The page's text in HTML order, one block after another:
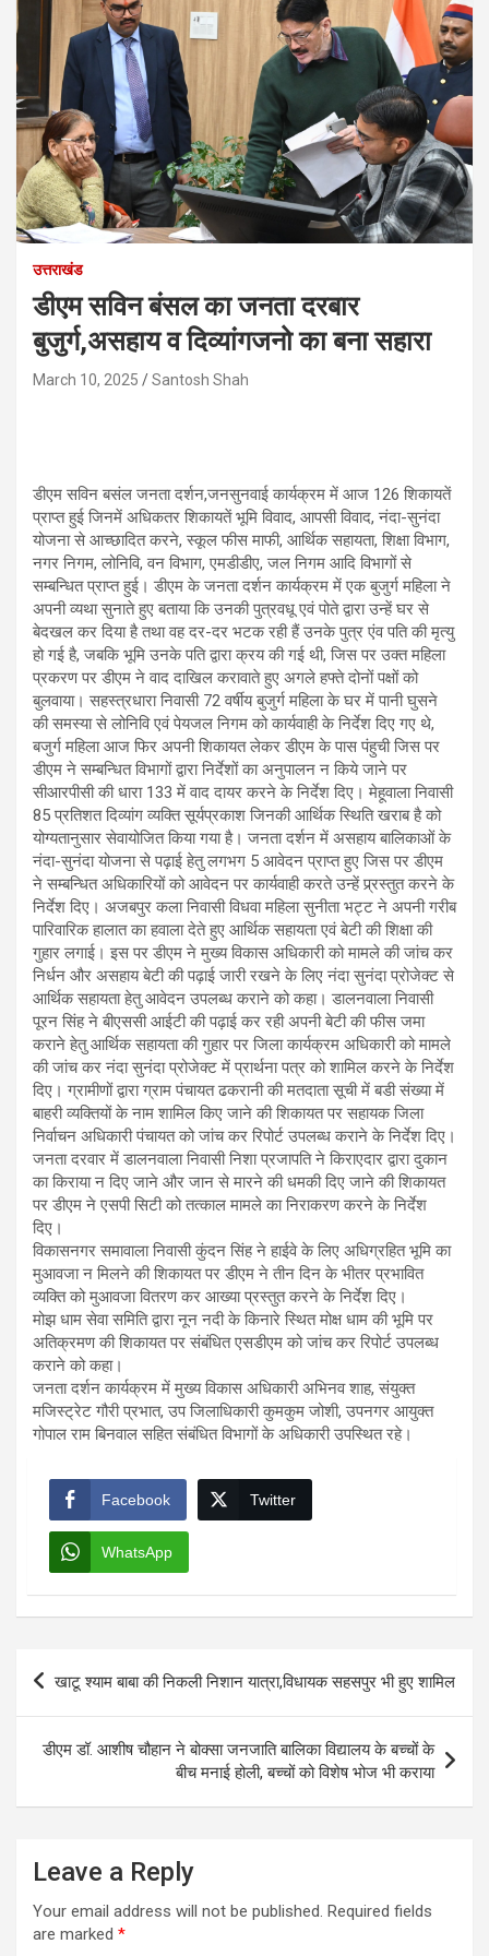
उत्तराखंड
डीएम सविन बंसल का जनता दरबार
बुजुर्ग,असहाय व दिव्यांगजनो का बना सहारा
March 10, 2025 Santosh Shah
डीएम सविन बसंल जनता दर्शन,जनसुनवाई कार्यक्रम में आज 126 शिकायतें
प्राप्त हुई जिनमें अधिकतर शिकायतें भूमि विवाद, आपसी विवाद, नंदा-सुनंदा
योजना से आच्छादित करने, स्कूल फीस माफी, आर्थिक सहायता, शिक्षा विभाग,
नगर निगम, लोनिवि, वन विभाग, एमडीडीए, जल निगम आदि विभागों से
सम्बन्धित प्राप्त हुई। डीएम के जनता दर्शन कार्यक्रम में एक बुजुर्ग महिला ने
अपनी व्यथा सुनाते हुए बताया कि उनकी पुत्रवधू एवं पोते द्वारा उन्हें घर से
बेदखल कर दिया है तथा वह दर-दर भटक रही हैं उनके पुत्र एंव पति की मृत्यु
हो गई है, जबकि भूमि उनके पति द्वारा क्रय की गई थी, जिस पर उक्त महिला
प्रकरण पर डीएम ने वाद दाखिल करावाते हुए अगले हफ्ते दोनों पक्षों को
बुलवाया। सहस्त्रधारा निवासी 72 वर्षीय बुजुर्ग महिला के घर में पानी घुसने
की समस्या से लोनिवि एवं पेयजल निगम को कार्यवाही के निर्देश दिए गए थे,
बजुर्ग महिला आज फिर अपनी शिकायत लेकर डीएम के पास पंहुची जिस पर
डीएम ने सम्बन्धित विभागों द्वारा निर्देशों का अनुपालन न किये जाने पर
सीआरपीसी की धारा 133 में वाद दायर करने के निर्देश दिए। मेहूवाला निवासी
85 प्रतिशत दिव्यांग व्यक्ति सूर्यप्रकाश जिनकी आर्थिक स्थिति खराब है को
योग्यतानुसार सेवायोजित किया गया है। जनता दर्शन में असहाय बालिकाओं के
नंदा-सुनंदा योजना से पढ़ाई हेतु लगभग 5 आवेदन प्राप्त हुए जिस पर डीएम
ने सम्बन्धित अधिकारियों को आवेदन पर कार्यवाही करते उन्हें प्र्रस्तुत करने के
निर्देश दिए। अजबपुर कला निवासी विधवा महिला सुनीता भट्ट ने अपनी गरीब
पारिवारिक हालात का हवाला देते हुए आर्थिक सहायता एवं बेटी की शिक्षा की
गुहार लगाई। इस पर डीएम ने मुख्य विकास अधिकारी को मामले की जांच कर
निर्धन और असहाय बेटी की पढ़ाई जारी रखने के लिए नंदा सुनंदा प्रोजेक्ट से
आर्थिक सहायता हेतु आवेदन उपलब्ध कराने को कहा। डालनवाला निवासी
पूरन सिंह ने बीएससी आईटी की पढ़ाई कर रही अपनी बेटी की फीस जमा
कराने हेतु आर्थिक सहायता की गुहार पर जिला कार्यक्रम अधिकारी को मामले
की जांच कर नंदा सुनंदा प्रोजेक्ट में प्रार्थना पत्र को शामिल करने के निर्देश
दिए। ग्रामीणों द्वारा ग्राम पंचायत ढकरानी की मतदाता सूची में बडी संख्या में
बाहरी व्यक्तियों के नाम शामिल किए जाने की शिकायत पर सहायक जिला
निर्वाचन अधिकारी पंचायत को जांच कर रिपोर्ट उपलब्ध कराने के निर्देश दिए।
जनता दरवार में डालनवाला निवासी निशा प्रजापति ने किराएदार द्वारा दुकान
का किराया न दिए जाने और जान से मारने की धमकी दिए जाने की शिकायत
पर डीएम ने एसपी सिटी को तत्काल मामले का निराकरण करने के निर्देश
दिए।
विकासनगर समावाला निवासी कुंदन सिंह ने हाईवे के लिए अधिग्रहित भूमि का
मुआवजा न मिलने की शिकायत पर डीएम ने तीन दिन के भीतर प्रभावित
व्यक्ति को मुआवजा वितरण कर आख्या प्रस्तुत करने के निर्देश दिए।
मोझ धाम सेवा समिति द्वारा नून नदी के किनारे स्थित मोक्ष धाम की भूमि पर
अतिक्रमण की शिकायत पर संबंधित एसडीएम को जांच कर रिपोर्ट उपलब्ध
कराने को कहा।
जनता दर्शन कार्यक्रम में मुख्य विकास अधिकारी अभिनव शाह, संयुक्त
मजिस्ट्रेट गौरी प्रभात, उप जिलाधिकारी कुमकुम जोशी, उपनगर आयुक्त
गोपाल राम बिनवाल सहित संबंधित विभागों के अधिकारी उपस्थित रहे।
Facebook Twitter
WhatsApp
Post
navigation
खाटू श्याम बाबा की निकली निशान यात्रा,विधायक सहसपुर भी हुए शामिल
डीएम डॉ. आशीष चौहान ने बोक्सा जनजाति बालिका विद्यालय के बच्चों के
बीच मनाई होली, बच्चों को विशेष भोज भी कराया
Leave a Reply
Your email address will not be published. Required fields
are marked *